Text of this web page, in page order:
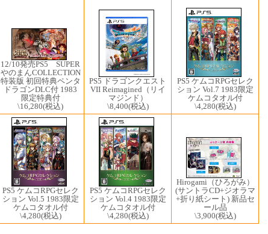
12/10発売PS5 ​SUPER
やのまんCOLLECTION
特装版 初回特典ペンタ
ドラゴンDLC付 1983
限定特典付
\16,280(税込)
PS5 ドラゴンクエスト
VII Reimagined（リイ
マジンド）
\8,400(税込)
PS5 ケムコRPGセレク
ション Vol.7 1983限定
ケムコタオル付
\4,280(税込)
PS5 ケムコRPGセレク
ション Vol.5 1983限定
ケムコタオル付
\4,280(税込)
PS5 ケムコRPGセレク
ション Vol.4 1983限定
ケムコタオル付
\4,280(税込)
Hirogami（ひろがみ）
(サントラCD+ジオラマ
+折り紙シート) 新品セ
ール品
\3,900(税込)